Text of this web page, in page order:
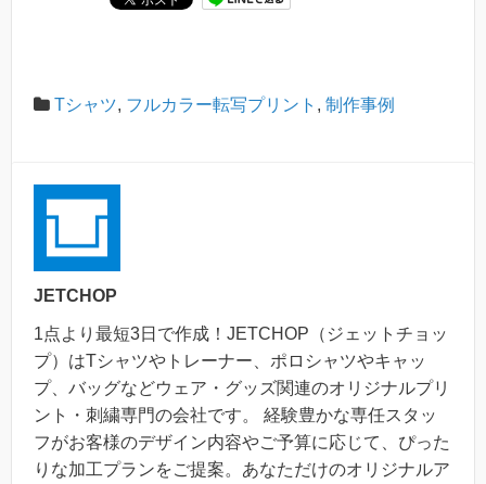
Tシャツ, フルカラー転写プリント , 制作事例
JETCHOP
1点より最短3日で作成！JETCHOP（ジェットチョッ
プ）はTシャツやトレーナー、ポロシャツやキャッ
プ、バッグなどウェア・グッズ関連のオリジナルプリ
ント・刺繍専門の会社です。 経験豊かな専任スタッ
フがお客様のデザイン内容やご予算に応じて、ぴった
りな加工プランをご提案。あなただけのオリジナルア